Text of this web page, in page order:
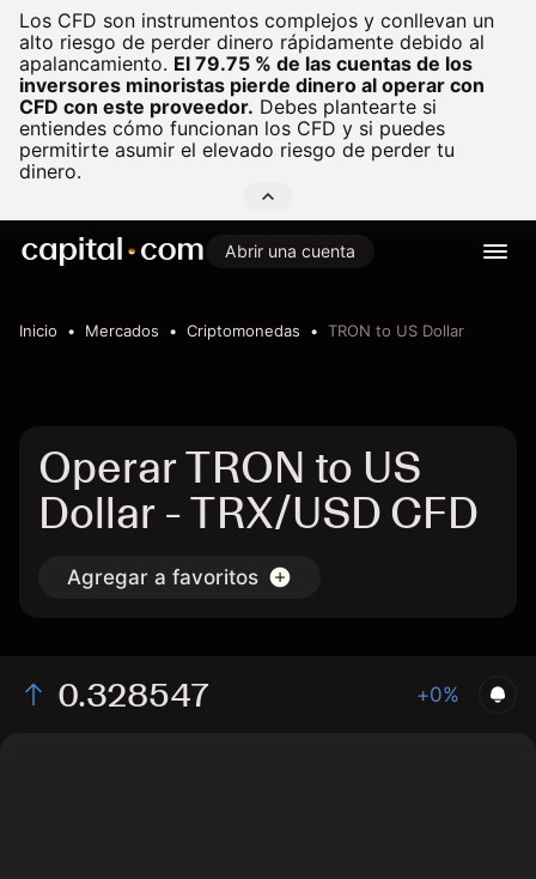
Los CFD son instrumentos complejos y conllevan un
alto riesgo de perder dinero rápidamente debido al
apalancamiento. El 79.75 % de las cuentas de los
inversores minoristas pierde dinero al operar con
CFD con este proveedor. Debes plantearte si
entiendes cómo funcionan los CFD y si puedes
permitirte asumir el elevado riesgo de perder tu
dinero.
Abrir una cuenta
Inicio Mercados Criptomonedas TRON to US Dollar
Operar TRON to US
Dollar - TRX/USD CFD
Agregar a favoritos
0.328547 +0%